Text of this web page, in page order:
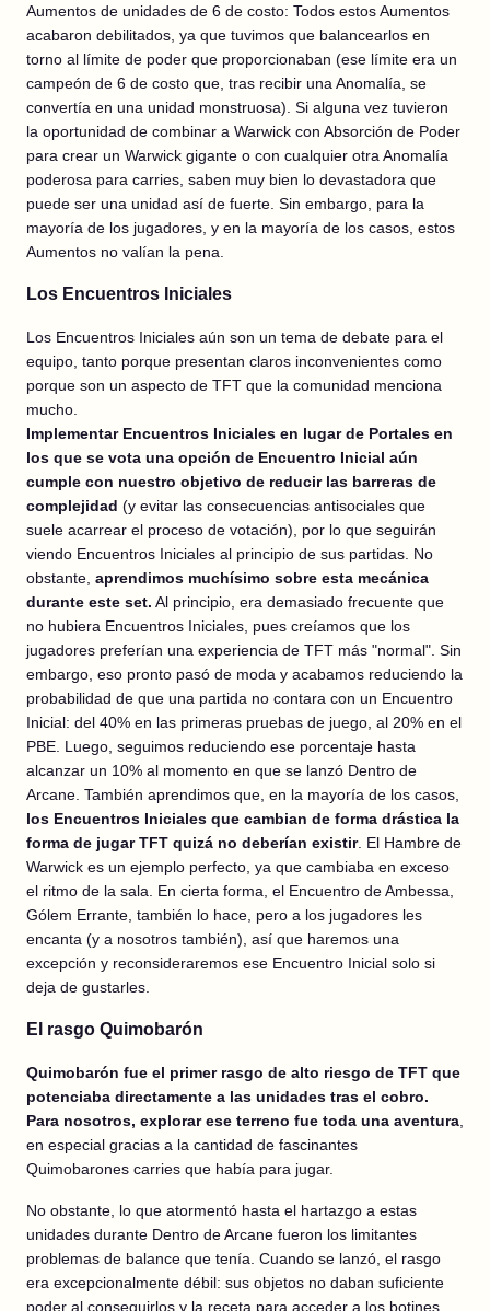
Aumentos de unidades de 6 de costo: Todos estos Aumentos
acabaron debilitados, ya que tuvimos que balancearlos en
torno al límite de poder que proporcionaban (ese límite era un
campeón de 6 de costo que, tras recibir una Anomalía, se
convertía en una unidad monstruosa). Si alguna vez tuvieron
la oportunidad de combinar a Warwick con Absorción de Poder
para crear un Warwick gigante o con cualquier otra Anomalía
poderosa para carries, saben muy bien lo devastadora que
puede ser una unidad así de fuerte. Sin embargo, para la
mayoría de los jugadores, y en la mayoría de los casos, estos
Aumentos no valían la pena.
Los Encuentros Iniciales
Los Encuentros Iniciales aún son un tema de debate para el
equipo, tanto porque presentan claros inconvenientes como
porque son un aspecto de TFT que la comunidad menciona
mucho.
Implementar Encuentros Iniciales en lugar de Portales en
los que se vota una opción de Encuentro Inicial aún
cumple con nuestro objetivo de reducir las barreras de
complejidad (y evitar las consecuencias antisociales que
suele acarrear el proceso de votación), por lo que seguirán
viendo Encuentros Iniciales al principio de sus partidas. No
obstante, aprendimos muchísimo sobre esta mecánica
durante este set. Al principio, era demasiado frecuente que
no hubiera Encuentros Iniciales, pues creíamos que los
jugadores preferían una experiencia de TFT más "normal". Sin
embargo, eso pronto pasó de moda y acabamos reduciendo la
probabilidad de que una partida no contara con un Encuentro
Inicial: del 40% en las primeras pruebas de juego, al 20% en el
PBE. Luego, seguimos reduciendo ese porcentaje hasta
alcanzar un 10% al momento en que se lanzó Dentro de
Arcane. También aprendimos que, en la mayoría de los casos,
los Encuentros Iniciales que cambian de forma drástica la
forma de jugar TFT quizá no deberían existir. El Hambre de
Warwick es un ejemplo perfecto, ya que cambiaba en exceso
el ritmo de la sala. En cierta forma, el Encuentro de Ambessa,
Gólem Errante, también lo hace, pero a los jugadores les
encanta (y a nosotros también), así que haremos una
excepción y reconsideraremos ese Encuentro Inicial solo si
deja de gustarles.
El rasgo Quimobarón
Quimobarón fue el primer rasgo de alto riesgo de TFT que
potenciaba directamente a las unidades tras el cobro.
Para nosotros, explorar ese terreno fue toda una aventura,
en especial gracias a la cantidad de fascinantes
Quimobarones carries que había para jugar.
No obstante, lo que atormentó hasta el hartazgo a estas
unidades durante Dentro de Arcane fueron los limitantes
problemas de balance que tenía. Cuando se lanzó, el rasgo
era excepcionalmente débil: sus objetos no daban suficiente
poder al conseguirlos y la receta para acceder a los botines